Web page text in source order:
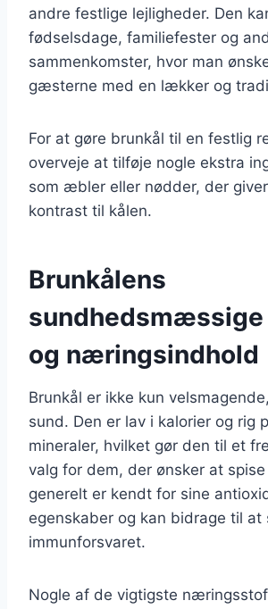
andre festlige lejligheder. Den
fødselsdage, familiefester og
sammenkomster, hvor man
gæsterne med en lækker og
For at gøre brunkål til en festlig
overveje at tilføje nogle ekstra
som æbler eller nødder, der
kontrast til kålen.
Brunkålens
sundhedsmæssige
og næringsindhold
Brunkål er ikke kun
sund. Den er lav i kalorier og rig
mineraler, hvilket gør den til et
valg for dem, der ønsker at
generelt er kendt for sine
egenskaber og kan bidrage til at
immunforsvaret.
Nogle af de vigtigste